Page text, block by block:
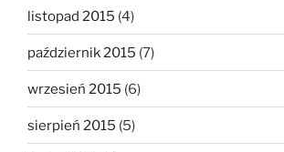
listopad 2015 (4)
październik 2015 (7)
wrzesień 2015 (6)
sierpień 2015 (5)